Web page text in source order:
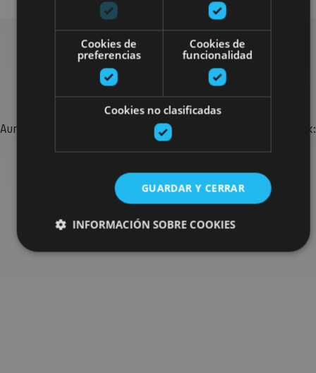
Bilatu plan gehiago
Aurkitu zure bidaia Nafarroan osatzeko planak eta iradokizunak:
jarduera antolatuak, bisitak eta agendaren ekitaldi
Joan planen bilatzailera
Cookies de
preferencias
Cookies de
funcionalidad
Cookies no clasificadas
GUARDAR Y CERRAR
INFORMACIÓN SOBRE COOKIES